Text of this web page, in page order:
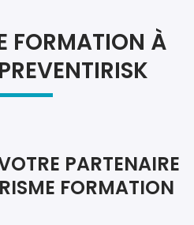
FORMATION À
PARTENAIRE
FORMATION